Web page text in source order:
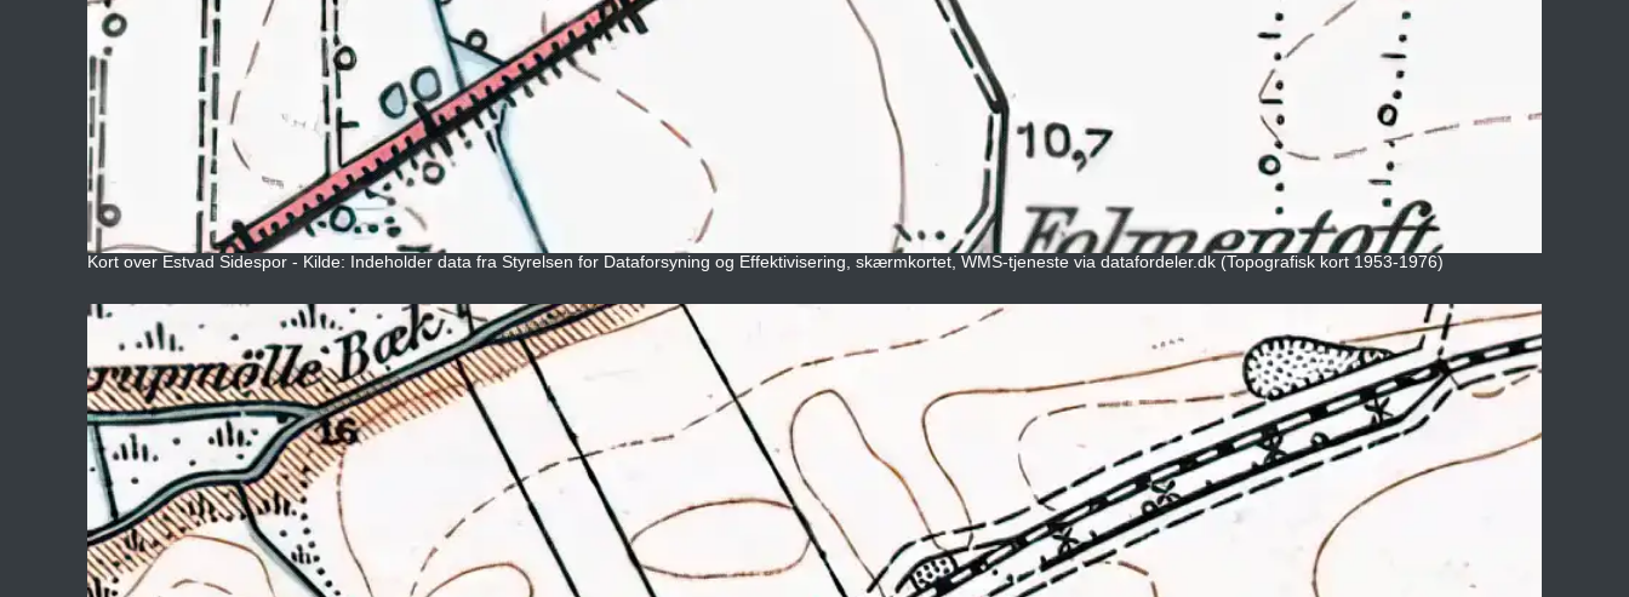
Kort over Estvad Sidespor - Kilde: Indeholder data fra Styrelsen for Dataforsyning og Effektivisering, skærmkortet, WMS-tjeneste via datafordeler.dk (Topografisk kort 1953-1976)